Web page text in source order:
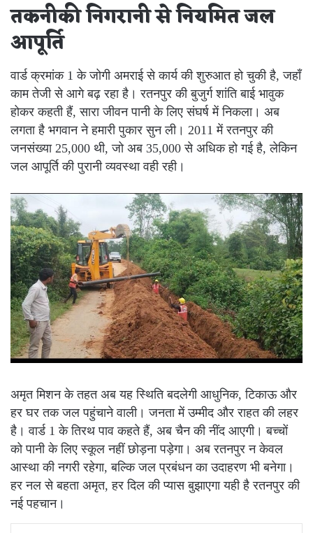
तकनीकी निगरानी से नियमित जल
आपूर्ति
वार्ड क्रमांक 1 के जोगी अमराई से कार्य की शुरुआत हो चुकी है, जहाँ
काम तेजी से आगे बढ़ रहा है। रतनपुर की बुजुर्ग शांति बाई भावुक
होकर कहती हैं, सारा जीवन पानी के लिए संघर्ष में निकला। अब
लगता है भगवान ने हमारी पुकार सुन ली। 2011 में रतनपुर की
जनसंख्या 25,000 थी, जो अब 35,000 से अधिक हो गई है, लेकिन
जल आपूर्ति की पुरानी व्यवस्था वही रही।
अमृत मिशन के तहत अब यह स्थिति बदलेगी आधुनिक, टिकाऊ और
हर घर तक जल पहुंचाने वाली। जनता में उम्मीद और राहत की लहर
है। वार्ड 1 के तिरथ पाव कहते हैं, अब चैन की नींद आएगी। बच्चों
को पानी के लिए स्कूल नहीं छोड़ना पड़ेगा। अब रतनपुर न केवल
आस्था की नगरी रहेगा, बल्कि जल प्रबंधन का उदाहरण भी बनेगा।
हर नल से बहता अमृत, हर दिल की प्यास बुझाएगा यही है रतनपुर की
नई पहचान।